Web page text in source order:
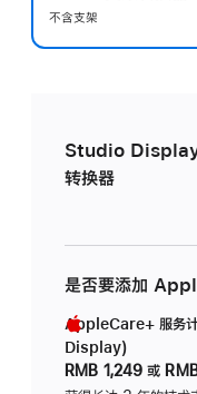
不含支架
Studio Display
转换器
是否要添加
AppleCare+ 服务
Display)
RMB 1,249 或